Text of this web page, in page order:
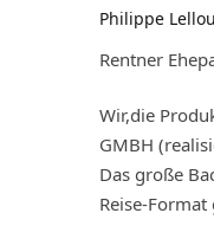
Philippe
Rentner
Wir,die
GMBH
Das große
Reise-